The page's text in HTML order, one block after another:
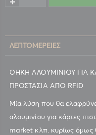
ΛΕΠΤΟΜΈΡΕΙΕΣ
ΘΗΚΗ ΑΛΟΥΜΙΝΙΟΥ ΓΙΑ
ΠΡΟΣΤΑΣΙΑ ΑΠΟ RFID
Μία λύση που θα
αλουμινίου για κάρτες
market κλπ. κυρίως όμως